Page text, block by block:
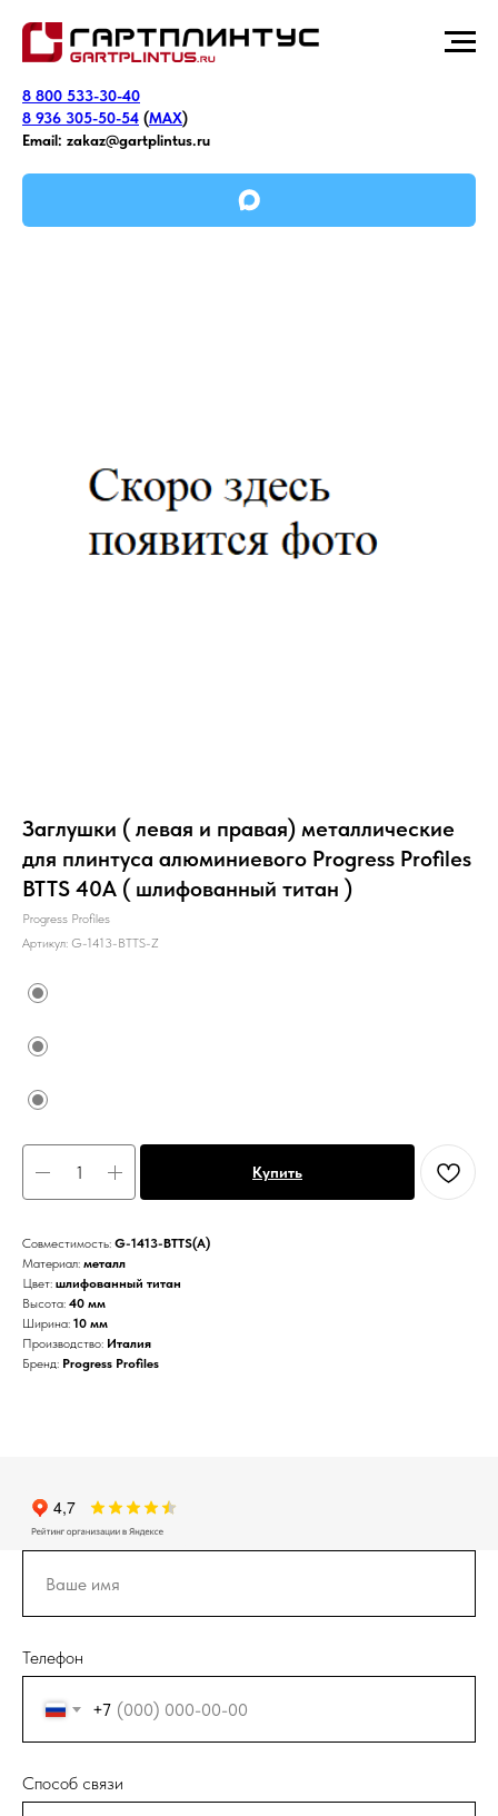
8 800 533-30-40
8 936 305-50-54 (MAX)
Email: zakaz@gartplintus.ru
Заглушки ( левая и правая) металлические
для плинтуса алюминиевого Progress Profiles
BTTS 40A ( шлифованный титан )
Progress Profiles
Артикул: G-1413-BTTS-Z
Купить
Совместимость: G-1413-BTTS(А)
Материал: металл
Цвет: шлифованный титан
Высота: 40 мм
Ширина: 10 мм
Производство: Италия
Бренд: Progress Profiles
Телефон
+7
Способ связи